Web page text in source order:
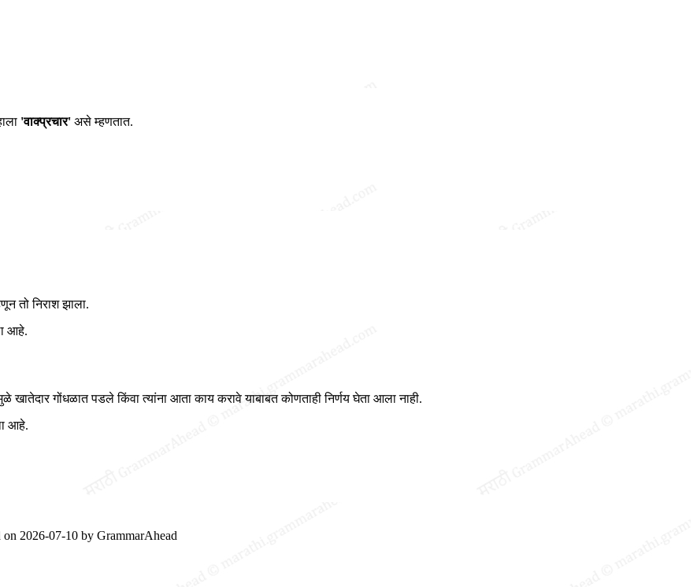
'वाक्प्रचार' असे म्हणतात.
तो निराश झाला.
आहे.
गोंधळात पडले किंवा त्यांना आता काय करावे याबाबत कोणताही निर्णय घेता आला नाही.
आहे.
on 2026-07-10 by GrammarAhead